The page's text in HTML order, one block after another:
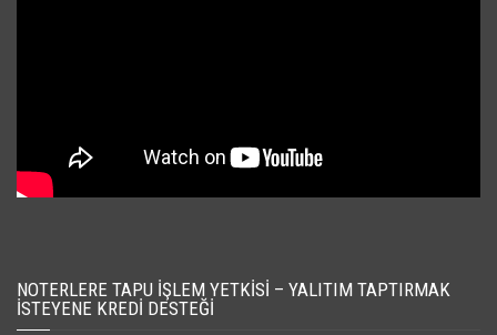
NOTERLERE TAPU İŞLEM YETKISI – YALITIM TAPTIRMAK
İSTEYENE KREDI DESTEĞI